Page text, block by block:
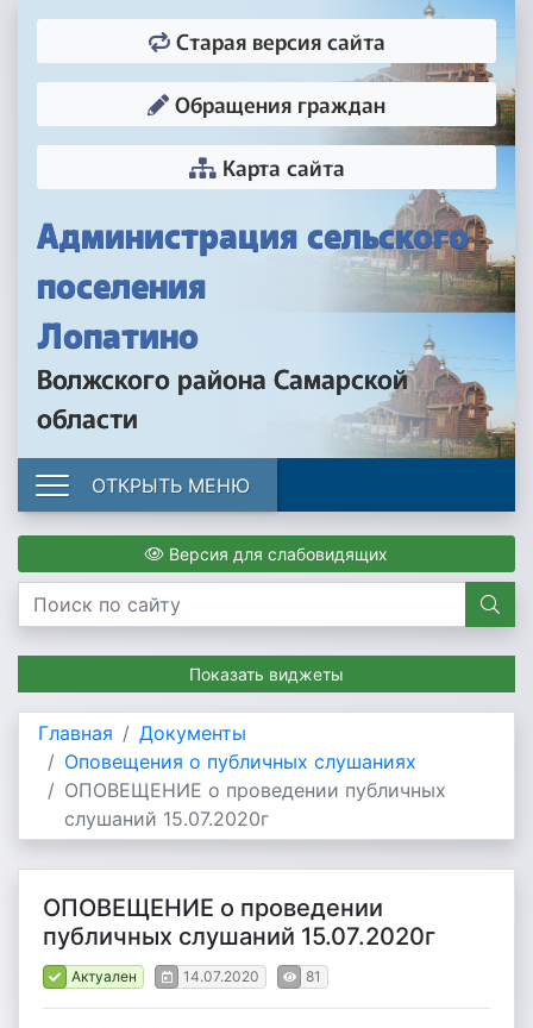
Администрация сельского
поселения
Лопатино
Волжского района Самарской
области
Старая версия сайта
Обращения граждан
Карта сайта
ОТКРЫТЬ МЕНЮ
Версия для слабовидящих
Показать виджеты
Главная
Документы
Оповещения о публичных слушаниях
ОПОВЕЩЕНИЕ о проведении публичных
слушаний 15.07.2020г
ОПОВЕЩЕНИЕ о проведении
публичных слушаний 15.07.2020г
Актуален 14.07.2020 81